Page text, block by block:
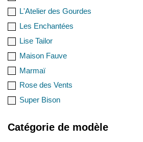
L'Atelier des Gourdes
Les Enchantées
Lise Tailor
Maison Fauve
Marmaï
Rose des Vents
Super Bison
Catégorie de modèle